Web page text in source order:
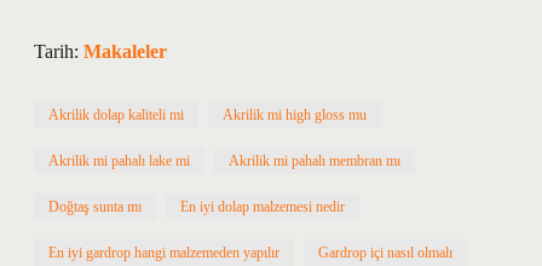
Tarih: Makaleler
Akrilik dolap kaliteli mi Akrilik mi high gloss mu
Akrilik mi pahalı lake mi Akrilik mi pahalı membran mı
Doğtaş sunta mı En iyi dolap malzemesi nedir
En iyi gardrop hangi malzemeden yapılır Gardrop içi nasıl olmalı